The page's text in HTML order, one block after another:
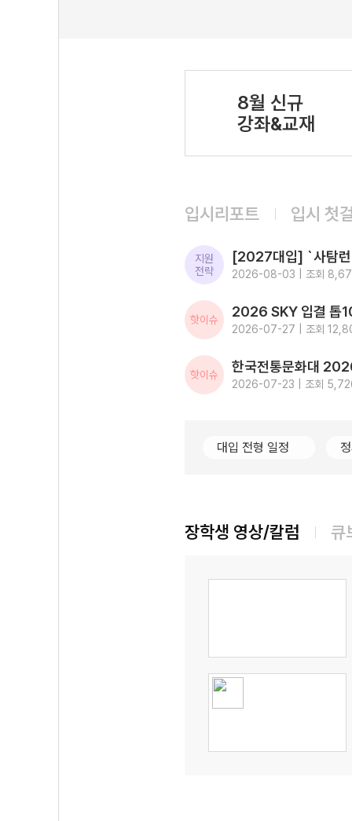
8월 신규
강좌&교재
입시리포트 입시 첫
지원
전략
2026-08-03 | 조회
핫이슈
2026-07-27 | 조회
핫이슈
2026-07-23 | 조회
대입 전형 일정
장학생 영상/칼럼 큐